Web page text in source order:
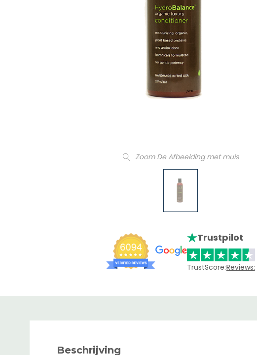
Zoom De Afbeelding met muis
Trustpilot
TrustScore:Reviews:
Beschrijving